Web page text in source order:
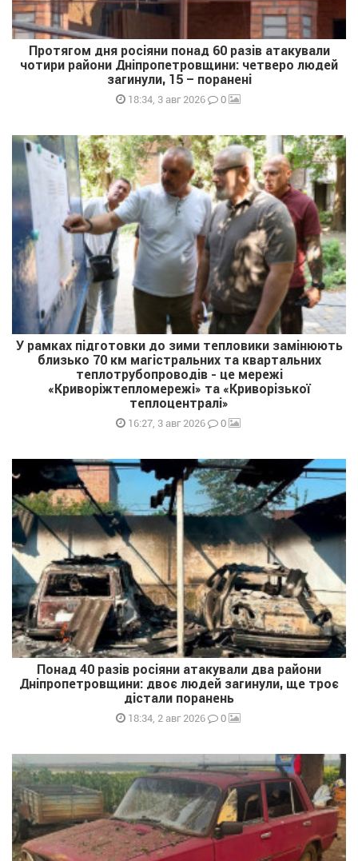
Протягом дня росіяни понад 60 разів атакували
чотири райони Дніпропетровщини: четверо людей
загинули, 15 – поранені
18:34, 3 авг 2026 0
У рамках підготовки до зими тепловики замінюють
близько 70 км магістральних та квартальних
теплотрубопроводів - це мережі
«Криворіжтепломережі» та «Криворізької
теплоцентралі»
16:27, 3 авг 2026 0
Понад 40 разів росіяни атакували два райони
Дніпропетровщини: двоє людей загинули, ще троє
дістали поранень
18:34, 2 авг 2026 0